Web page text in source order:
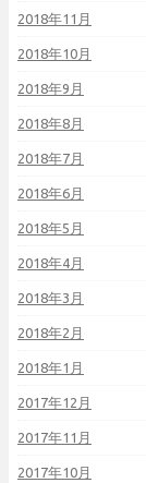
2018年11月
2018年10月
2018年9月
2018年8月
2018年7月
2018年6月
2018年5月
2018年4月
2018年3月
2018年2月
2018年1月
2017年12月
2017年11月
2017年10月